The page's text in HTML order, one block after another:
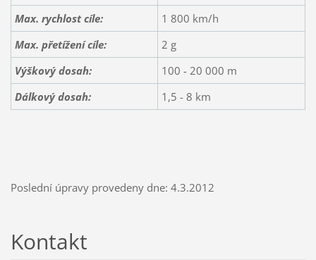
Max. rychlost cíle:
1 800 km/h
Max. přetížení cíle:
2 g
Výškový dosah:
100 - 20 000 m
Dálkový dosah:
1,5 - 8 km
Poslední úpravy provedeny dne: 4.3.2012
Kontakt